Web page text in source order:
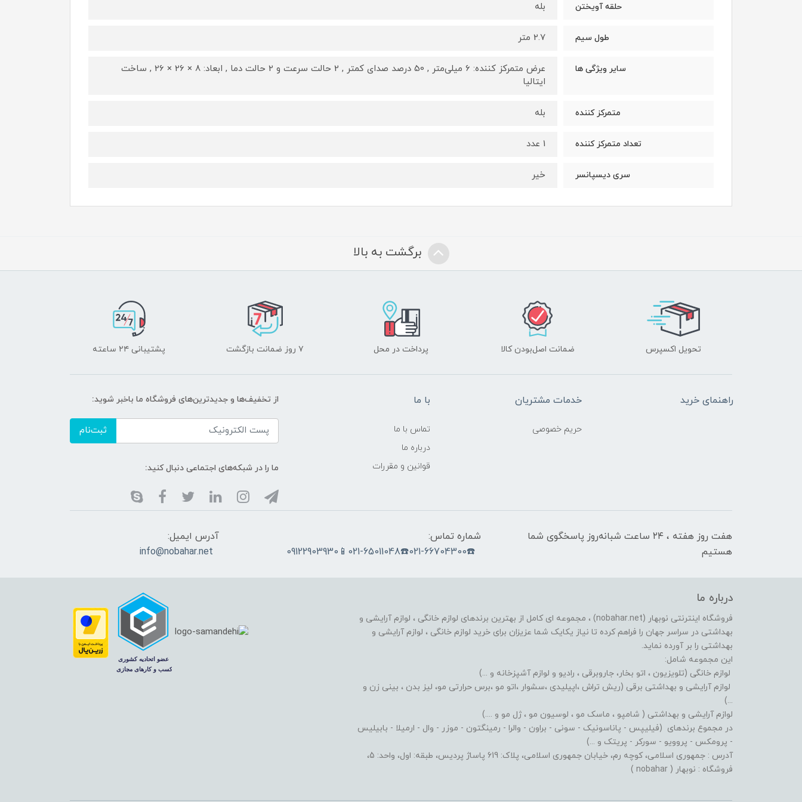
حلقه آویختن بله
طول سیم 2.7 متر
سایر ویژگی ها
عرض متمرکز کننده: 6 میلی‌متر , 50 درصد صدای کمتر , 2 حالت سرعت و 2 حالت دما , ابعاد: 8 × 26 × 26 , ساخت
ایتالیا
متمرکز کننده بله
تعداد متمرکز کننده 1 عدد
سری دیسپانسر خیر
برگشت به بالا
تحویل اکسپرس ضمانت اصل‌بودن کالا پرداخت در محل ۷ روز ضمانت بازگشت پشتیبانی ۲۴ ساعته
راهنمای خرید خدمات مشتریان
حریم خصوصی
با ما
تماس با ما
درباره ما
قوانین و مقررات
از تخفیف‌ها و جدیدترین‌های فروشگاه ما باخبر شوید:
ثبت‌نام
ما را در شبکه‌های اجتماعی دنبال کنید:
هفت روز هفته ، ۲۴ ساعت شبانه‌روز پاسخگوی شما
هستیم
شماره تماس:
☎️021-66704300☎️021-65011048📱09122903930
آدرس ایمیل:
info@nobahar.net
درباره ما
فروشگاه اینترنتی نوبهار (nobahar.net) ، مجموعه ای کامل از بهترین برندهای لوازم خانگی ، لوازم آرایشی و
بهداشتی در سراسر جهان را فراهم کرده تا نیاز یکایک شما عزیزان برای خرید لوازم خانگی ، لوازم آرایشی و
بهداشتی را بر آورده نماید.
این مجموعه شامل:
لوازم خانگی (تلویزیون ، اتو بخار، جاروبرقی ، رادیو و لوازم آشپزخانه و ...)
لوازم آرایشی و بهداشتی برقی (ریش تراش ،اپیلیدی ،سشوار ،اتو مو ،برس حرارتی مو، لیز بدن ، بینی زن و
...)
لوازم آرایشی و بهداشتی ( شامپو ، ماسک مو ، لوسیون مو ، ژل مو و ....)
در مجموع برندهای (فیلیپس - پاناسونیک - سونی - براون - والرا - رمینگتون - موزر - وال - ارمیلا - بابیلیس
- پرومکس - پروویو - سورکر - پریتک و ...)
آدرس : جمهوری اسلامی، کوچه رم، خیابان جمهوری اسلامی، پلاک: 619 پاساژ پردیس، طبقه: اول، واحد: 5،
فروشگاه : نوبهار ( nobahar )